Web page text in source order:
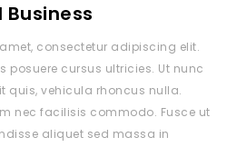
Business
consectetur adipiscing elit.
posuere cursus ultricies. Ut nunc
quis, vehicula rhoncus nulla.
nec facilisis commodo. Fusce ut
aliquet sed massa in